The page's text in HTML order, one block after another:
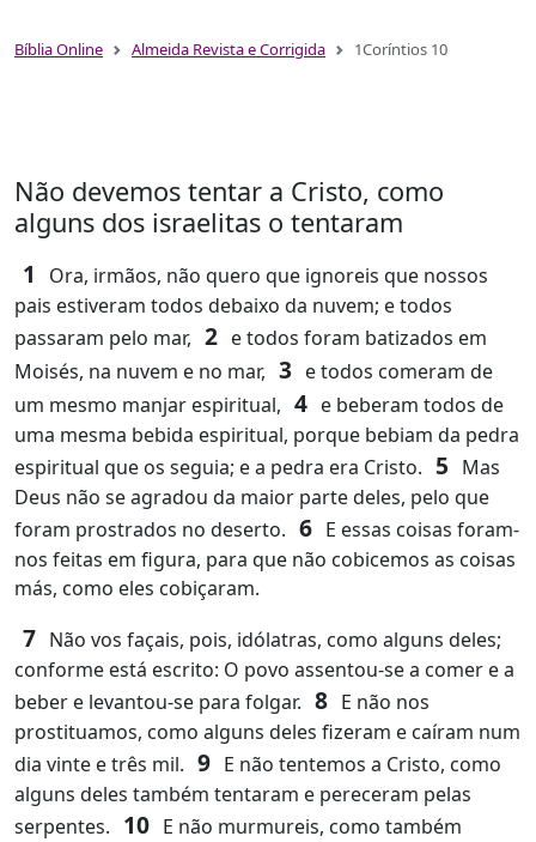
Bíblia Online Almeida Revista e Corrigida 1Coríntios 10
Não devemos tentar a Cristo, como
alguns dos israelitas o tentaram
1
Ora, irmãos, não quero que ignoreis que nossos
pais estiveram todos debaixo da nuvem; e todos
passaram pelo mar, 2 e todos foram batizados em
Moisés, na nuvem e no mar, 3 e todos comeram de
um mesmo manjar espiritual, 4 e beberam todos de
uma mesma bebida espiritual, porque bebiam da pedra
espiritual que os seguia; e a pedra era Cristo. 5 Mas
Deus não se agradou da maior parte deles, pelo que
foram prostrados no deserto. 6 E essas coisas foram-
nos feitas em figura, para que não cobicemos as coisas
más, como eles cobiçaram.
7 Não vos façais, pois, idólatras, como alguns deles;
conforme está escrito: O povo assentou-se a comer e a
beber e levantou-se para folgar. 8 E não nos
prostituamos, como alguns deles fizeram e caíram num
dia vinte e três mil. 9 E não tentemos a Cristo, como
alguns deles também tentaram e pereceram pelas
serpentes. 10 E não murmureis, como também